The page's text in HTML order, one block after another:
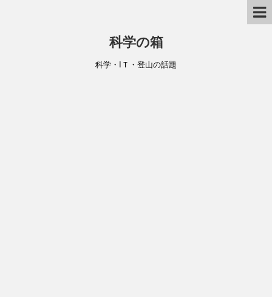
科学の箱
科学・IＴ・登山の話題